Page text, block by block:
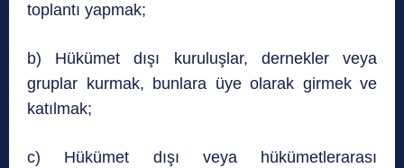
toplantı yapmak;
b) Hükümet dışı kuruluşlar, dernekler veya
gruplar kurmak, bunlara üye olarak girmek ve
katılmak;
c) Hükümet dışı veya hükümetlerarası